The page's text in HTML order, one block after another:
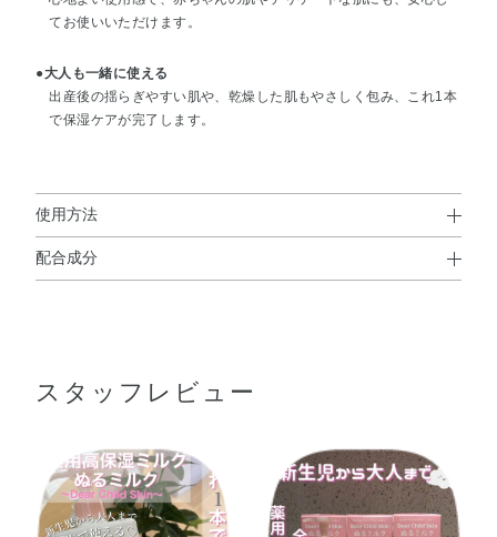
てお使いいただけます。
●大人も一緒に使える
出産後の揺らぎやすい肌や、乾燥した肌もやさしく包み、これ1本
で保湿ケアが完了します。
使用方法
使用方法
使用上の注意
い。
●乳幼児の手の届かないところに保管してください。
●高温の場所や、日のあたる場所には置かないでください。
配合成分
リコール、ステアリン酸硬化ヒマシ油、ジペンタエリトリ
ドクダミエキス、マルチトール液、ユキノシタエキス、リ
ン酸L－アスコルビルマグネシウム、ワレモコウエキス、
天然ビタミンE、アクリル酸・メタクリル酸アルキル共重
スタッフレビュー